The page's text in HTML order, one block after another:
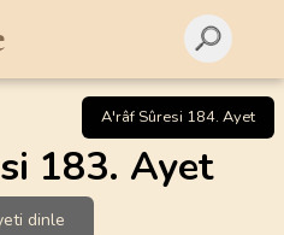
A'râf Sûresi 184. Ayet
183. Ayet
dinle